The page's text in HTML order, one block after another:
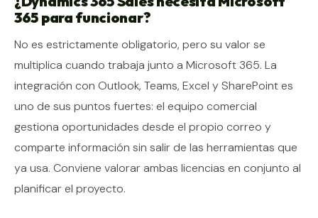
365 para funcionar?
No es estrictamente obligatorio, pero su valor se
multiplica cuando trabaja junto a Microsoft 365. La
integración con Outlook, Teams, Excel y SharePoint es
uno de sus puntos fuertes: el equipo comercial
gestiona oportunidades desde el propio correo y
comparte información sin salir de las herramientas que
ya usa. Conviene valorar ambas licencias en conjunto al
planificar el proyecto.